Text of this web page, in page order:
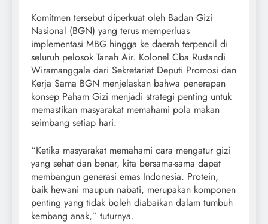
Komitmen tersebut diperkuat oleh Badan Gizi
Nasional (BGN) yang terus memperluas
implementasi MBG hingga ke daerah terpencil di
seluruh pelosok Tanah Air. Kolonel Cba Rustandi
Wiramanggala dari Sekretariat Deputi Promosi dan
Kerja Sama BGN menjelaskan bahwa penerapan
konsep Paham Gizi menjadi strategi penting untuk
memastikan masyarakat memahami pola makan
seimbang setiap hari.
“Ketika masyarakat memahami cara mengatur gizi
yang sehat dan benar, kita bersama-sama dapat
membangun generasi emas Indonesia. Protein,
baik hewani maupun nabati, merupakan komponen
penting yang tidak boleh diabaikan dalam tumbuh
kembang anak,” tuturnya.